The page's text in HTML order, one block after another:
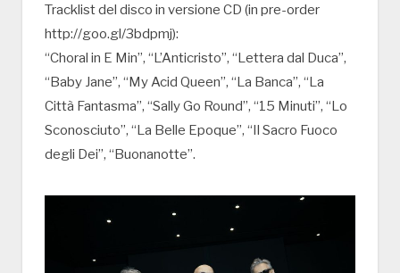
Tracklist del disco in versione CD (in pre-order
http://goo.gl/3bdpmj):
“Choral in E Min”, “L’Anticristo”, “Lettera dal Duca”,
“Baby Jane”, “My Acid Queen”, “La Banca”, “La
Città Fantasma”, “Sally Go Round”, “15 Minuti”, “Lo
Sconosciuto”, “La Belle Epoque”, “Il Sacro Fuoco
degli Dei”, “Buonanotte”.